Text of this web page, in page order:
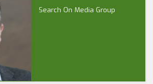
Search On Media Group